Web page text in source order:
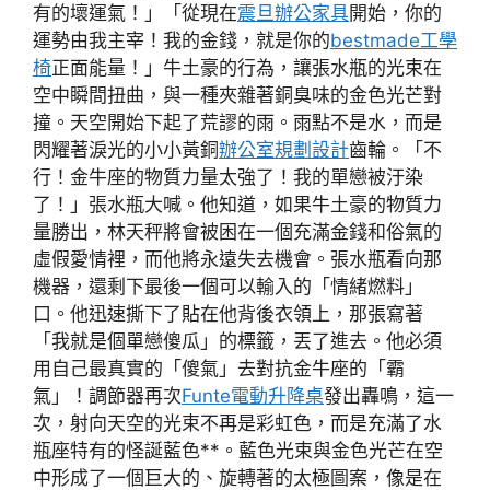
有的壞運氣！」「從現在震旦辦公家具開始，你的
運勢由我主宰！我的金錢，就是你的bestmade工學
椅正面能量！」牛土豪的行為，讓張水瓶的光束在
空中瞬間扭曲，與一種夾雜著銅臭味的金色光芒對
撞。天空開始下起了荒謬的雨。雨點不是水，而是
閃耀著淚光的小小黃銅辦公室規劃設計齒輪。「不
行！金牛座的物質力量太強了！我的單戀被汙染
了！」張水瓶大喊。他知道，如果牛土豪的物質力
量勝出，林天秤將會被困在一個充滿金錢和俗氣的
虛假愛情裡，而他將永遠失去機會。張水瓶看向那
機器，還剩下最後一個可以輸入的「情緒燃料」
口。他迅速撕下了貼在他背後衣領上，那張寫著
「我就是個單戀傻瓜」的標籤，丟了進去。他必須
用自己最真實的「傻氣」去對抗金牛座的「霸
氣」！調節器再次Funte電動升降桌發出轟鳴，這一
次，射向天空的光束不再是彩虹色，而是充滿了水
瓶座特有的怪誕藍色**。藍色光束與金色光芒在空
中形成了一個巨大的、旋轉著的太極圖案，像是在